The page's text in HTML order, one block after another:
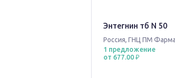
Энтегнин тб N 50
Россия, ГНЦ ПМ
1 предложение
от 677.00 ₽